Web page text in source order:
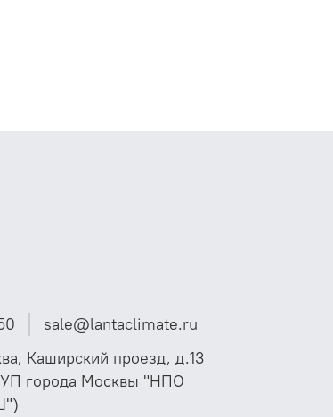
sale@lantaclimate.ru
Каширский проезд, д.13
города Москвы "НПО